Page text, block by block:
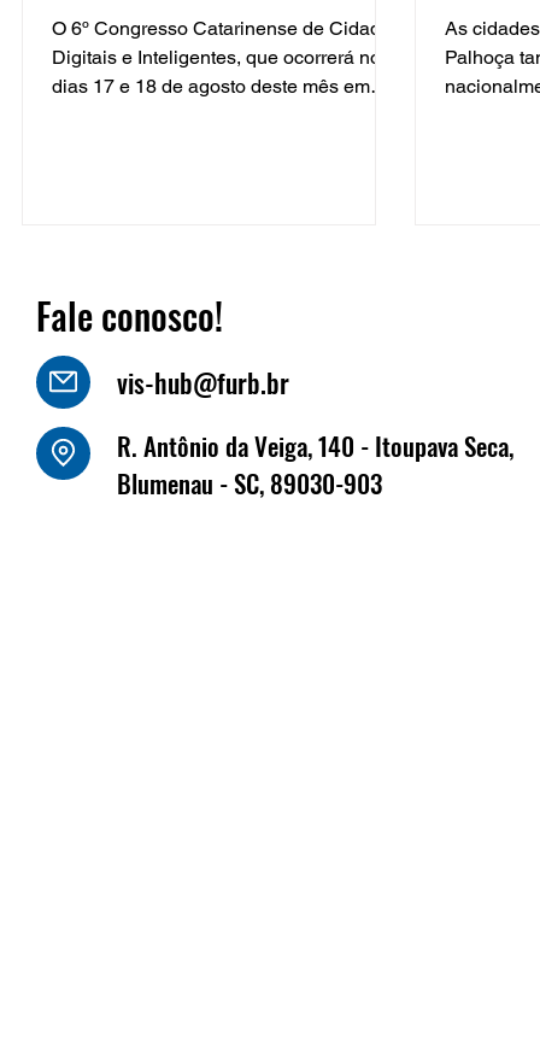
Digitais e Inteligente ocorre
em Itajaí
O 6º Congresso Catarinense de Cidades
Digitais e Inteligentes, que ocorrerá nos
dias 17 e 18 de agosto deste mês em
Smart
As
Palhoça
Fale conosco!
vis-hub@furb.br
R. Antônio da Veiga, 140 - Itoupava Seca,
Blumenau - SC, 89030-903